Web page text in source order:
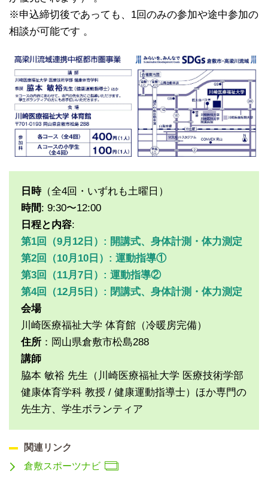
※申込締切後であっても、1回のみの参加や途中参加の
相談が可能です 。
日時（全4回・いずれも土曜日）
時間: 9:30〜12:00
日程と内容:
第1回（9月12日）: 開講式、身体計測・体力測定
第2回（10月10日）: 運動指導①
第3回（11月7日）: 運動指導②
第4回（12月5日）: 閉講式、身体計測・体力測定
会場
川崎医療福祉大学 体育館（冷暖房完備）
住所 ：岡山県倉敷市松島288
講師
脇本 敏裕 先生（川崎医療福祉大学 医療技術学部
健康体育学科 教授 / 健康運動指導士）ほか専門の
先生方、学生ボランティア
関連リンク
倉敷スポーツナビ